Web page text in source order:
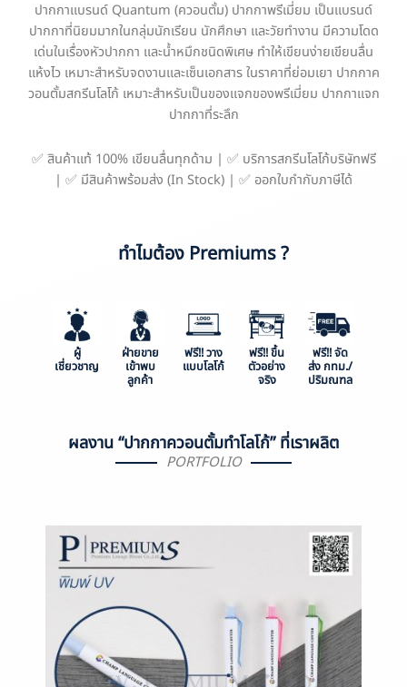
ปากกาแบรนด์ Quantum (ควอนตั้ม) ปากกาพรีเมี่ยม เป็นแบรนด์
ปากกาที่นิยมมากในกลุ่มนักเรียน นักศึกษา และวัยทำงาน มีความโดด
เด่นในเรื่องหัวปากกา และน้ำหมึกชนิดพิเศษ ทำให้เขียนง่ายเขียนลื่น
แห้งไว เหมาะสำหรับจดงานและเซ็นเอกสาร ในราคาที่ย่อมเยา ปากกาค
วอนตั้มสกรีนโลโก้ เหมาะสำหรับเป็นของแจกของพรีเมี่ยม ปากกาแจก
ปากกาที่ระลึก
✅ สินค้าแท้ 100% เขียนลื่นทุกด้าม | ✅ บริการสกรีนโลโก้บริษัทฟรี
| ✅ มีสินค้าพร้อมส่ง (In Stock) | ✅ ออกใบกำกับภาษีได้
ทำไมต้อง Premiums ?
ผู้
เชี่ยวชาญ
ฝ่ายขาย
เข้าพบ
ลูกค้า
ฟรี!! วาง
แบบโลโก้
ฟรี!! ขึ้น
ตัวอย่าง
จริง
ฟรี!! จัด
ส่ง กทม./
ปริมณฑล
ผลงาน “ปากกาควอนตั้มทำโลโก้” ที่เราผลิต
PORTFOLIO